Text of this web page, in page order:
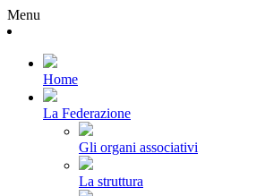
Menu
Home
La Federazione
Gli organi associativi
La struttura